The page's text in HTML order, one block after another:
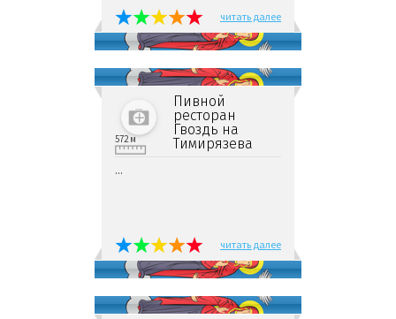
читать далее
Пивной
ресторан
Гвоздь на
Тимирязева
572 м
...
читать далее